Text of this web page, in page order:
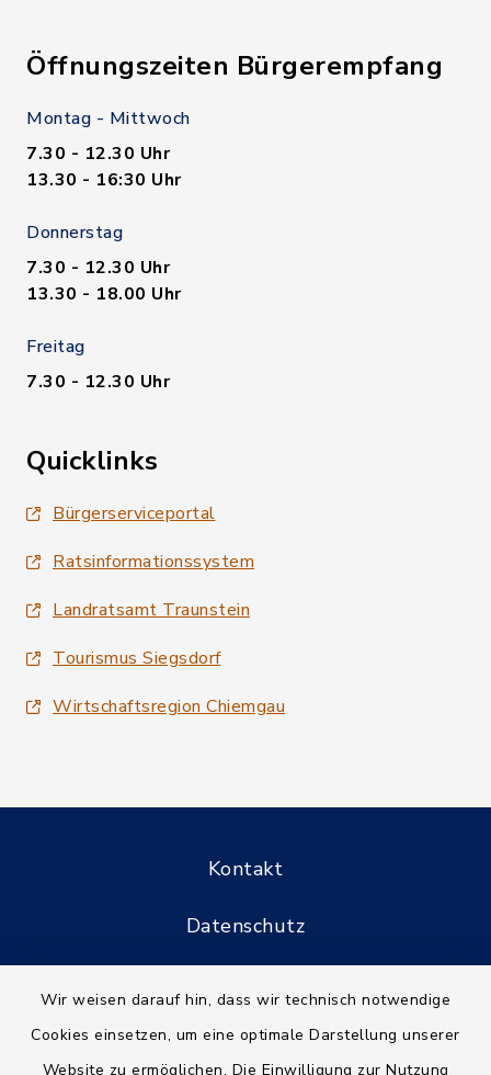
Wir weisen darauf hin, dass wir technisch notwendige
Cookies einsetzen, um eine optimale Darstellung unserer
Website zu ermöglichen. Die Einwilligung zur Nutzung
Öffnungszeiten Bürgerempfang
Montag - Mittwoch
7.30 - 12.30 Uhr
13.30 - 16:30 Uhr
Donnerstag
7.30 - 12.30 Uhr
13.30 - 18.00 Uhr
Freitag
7.30 - 12.30 Uhr
Quicklinks
Bürgerserviceportal
Ratsinformationssystem
Landratsamt Traunstein
Tourismus Siegsdorf
Wirtschaftsregion Chiemgau
Kontakt
Datenschutz
Barrierefreiheit